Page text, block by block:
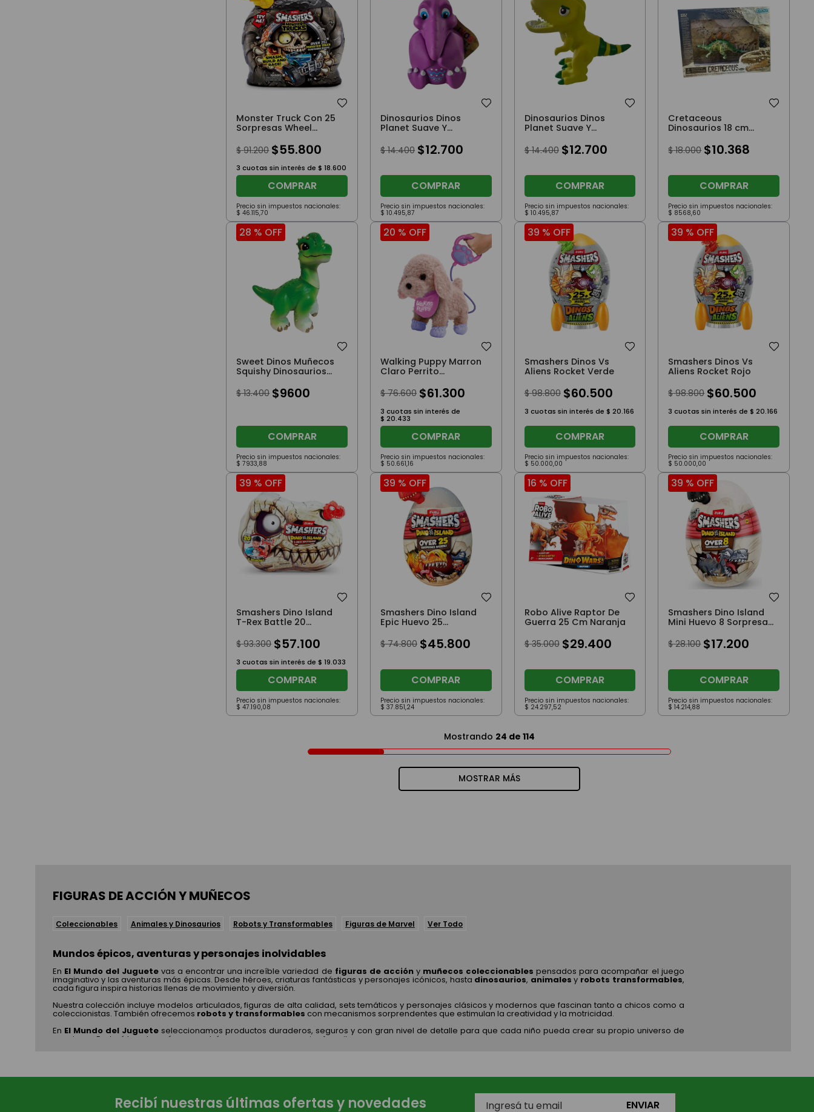
Monster Truck Con 25
Sorpresas Wheel
$ 91.200 $55.800
3 cuotas sin interés de $ 18.600
COMPRAR
Precio sin impuestos nacionales:
$ 46.115,70
Dinosaurios Dinos
Planet Suave Y
$ 14.400 $12.700
COMPRAR
Precio sin impuestos nacionales:
$ 10.495,87
Dinosaurios Dinos
Planet Suave Y
$ 14.400 $12.700
COMPRAR
Precio sin impuestos nacionales:
$ 10.495,87
Cretaceous
Dinosaurios 18 cm
$ 18.000 $10.368
COMPRAR
Precio sin impuestos nacionales:
$ 8568,60
28 % OFF
Sweet Dinos Muñecos
Squishy Dinosaurios
Brontosaurio
$ 13.400 $9600
COMPRAR
Precio sin impuestos nacionales:
$ 7933,88
20 % OFF
Walking Puppy Marron
Claro Perrito
$ 76.600 $61.300
3 cuotas sin interés de
$ 20.433
COMPRAR
Precio sin impuestos nacionales:
$ 50.661,16
39 % OFF
Smashers Dinos Vs
Aliens Rocket Verde
$ 98.800 $60.500
3 cuotas sin interés de $ 20.166
COMPRAR
Precio sin impuestos nacionales:
$ 50.000,00
39 % OFF
Smashers Dinos Vs
Aliens Rocket Rojo
$ 98.800 $60.500
3 cuotas sin interés de $ 20.166
COMPRAR
Precio sin impuestos nacionales:
$ 50.000,00
39 % OFF
Smashers Dino Island
T-Rex Battle 20
$ 93.300 $57.100
3 cuotas sin interés de $ 19.033
COMPRAR
Precio sin impuestos nacionales:
$ 47.190,08
39 % OFF
Smashers Dino Island
Epic Huevo 25
Sorpresas Rojo
$ 74.800 $45.800
COMPRAR
Precio sin impuestos nacionales:
$ 37.851,24
16 % OFF
Robo Alive Raptor De
Guerra 25 Cm Naranja
$ 35.000 $29.400
COMPRAR
Precio sin impuestos nacionales:
$ 24.297,52
39 % OFF
Smashers Dino Island
Mini Huevo 8 Sorpresas
$ 28.100 $17.200
COMPRAR
Precio sin impuestos nacionales:
$ 14.214,88
Mostrando 24 de 114
MOSTRAR MÁS
FIGURAS DE ACCIÓN Y MUÑECOS
Coleccionables Animales y Dinosaurios Robots y Transformables Figuras de Marvel Ver Todo
Mundos épicos, aventuras y personajes inolvidables
En El Mundo del Juguetevas a encontrar una increíble variedad de figuras de accióny muñecos coleccionables pensados para acompañar el juego
imaginativo y las aventuras más épicas. Desde héroes, criaturas fantásticas y personajes icónicos, hasta dinosaurios, animales y robots transformables,
cada figura inspira historias llenas de movimiento y diversión.
Nuestra colección incluye modelos articulados, figuras de alta calidad, sets temáticos y personajes clásicos y modernos que fascinan tanto a chicos como a
coleccionistas. También ofrecemos robots y transformables con mecanismos sorprendentes que estimulan la creatividad y la motricidad.
En El Mundo del Jugueteseleccionamos productos duraderos, seguros y con gran nivel de detalle para que cada niño pueda crear su propio universo de
aventuras. Explorá la categoría y encontrá a sus nuevos personajes favoritos.
Recibí nuestras últimas ofertas y novedades ENVIAR